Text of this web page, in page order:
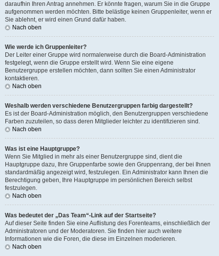
daraufhin Ihren Antrag annehmen. Er könnte fragen, warum Sie in die Gruppe
aufgenommen werden möchten. Bitte belästige keinen Gruppenleiter, wenn er
Sie ablehnt, er wird einen Grund dafür haben.
Nach oben
Wie werde ich Gruppenleiter?
Der Leiter einer Gruppe wird normalerweise durch die Board-Administration
festgelegt, wenn die Gruppe erstellt wird. Wenn Sie eine eigene
Benutzergruppe erstellen möchten, dann sollten Sie einen Administrator
kontaktieren.
Nach oben
Weshalb werden verschiedene Benutzergruppen farbig dargestellt?
Es ist der Board-Administration möglich, den Benutzergruppen verschiedene
Farben zuzuteilen, so dass deren Mitglieder leichter zu identifizieren sind.
Nach oben
Was ist eine Hauptgruppe?
Wenn Sie Mitglied in mehr als einer Benutzergruppe sind, dient die
Hauptgruppe dazu, Ihre Gruppenfarbe sowie den Gruppenrang, der bei Ihnen
standardmäßig angezeigt wird, festzulegen. Ein Administrator kann Ihnen die
Berechtigung geben, Ihre Hauptgruppe im persönlichen Bereich selbst
festzulegen.
Nach oben
Was bedeutet der „Das Team“-Link auf der Startseite?
Auf dieser Seite finden Sie eine Auflistung des Forenteams, einschließlich der
Administratoren und der Moderatoren. Sie finden hier auch weitere
Informationen wie die Foren, die diese im Einzelnen moderieren.
Nach oben